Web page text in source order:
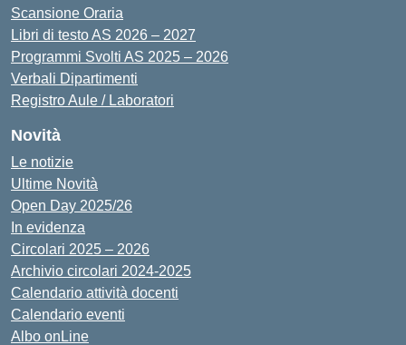
Scansione Oraria
Libri di testo AS 2026 – 2027
Programmi Svolti AS 2025 – 2026
Verbali Dipartimenti
Registro Aule / Laboratori
Novità
Le notizie
Ultime Novità
Open Day 2025/26
In evidenza
Circolari 2025 – 2026
Archivio circolari 2024-2025
Calendario attività docenti
Calendario eventi
Albo onLine